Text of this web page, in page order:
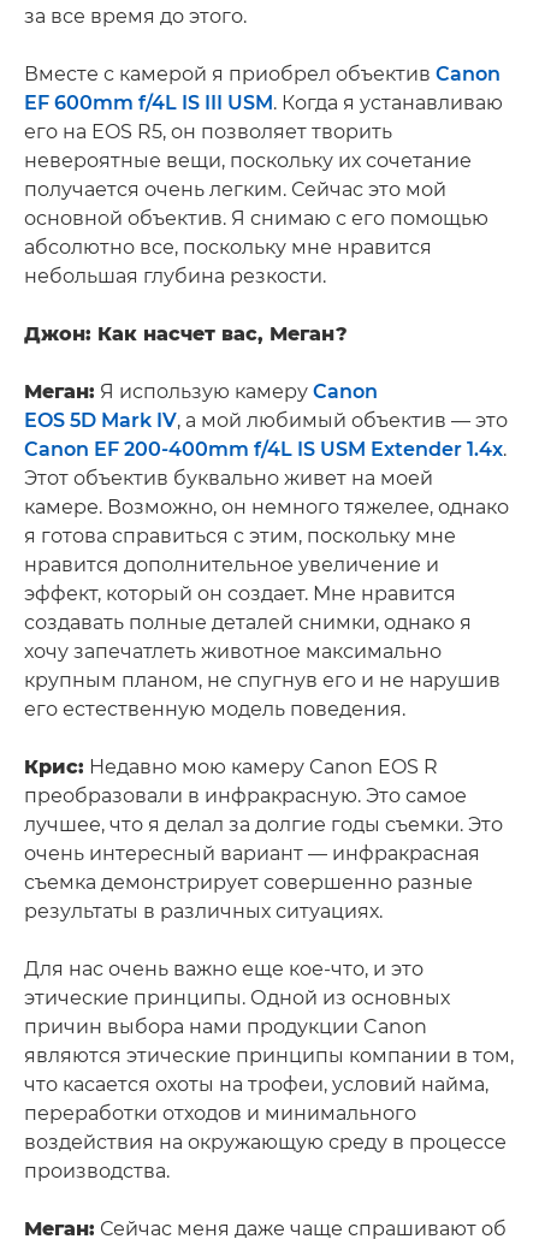
за все время до этого.
Вместе с камерой я приобрел объектив Canon
EF 600mm f/4L IS III USM. Когда я устанавливаю
его на EOS R5, он позволяет творить
невероятные вещи, поскольку их сочетание
получается очень легким. Сейчас это мой
основной объектив. Я снимаю с его помощью
абсолютно все, поскольку мне нравится
небольшая глубина резкости.
Джон: Как насчет вас, Меган?
Меган: Я использую камеру Canon
EOS 5D Mark IV, а мой любимый объектив — это
Canon EF 200-400mm f/4L IS USM Extender 1.4x.
Этот объектив буквально живет на моей
камере. Возможно, он немного тяжелее, однако
я готова справиться с этим, поскольку мне
нравится дополнительное увеличение и
эффект, который он создает. Мне нравится
создавать полные деталей снимки, однако я
хочу запечатлеть животное максимально
крупным планом, не спугнув его и не нарушив
его естественную модель поведения.
Крис: Недавно мою камеру Canon EOS R
преобразовали в инфракрасную. Это самое
лучшее, что я делал за долгие годы съемки. Это
очень интересный вариант — инфракрасная
съемка демонстрирует совершенно разные
результаты в различных ситуациях.
Для нас очень важно еще кое-что, и это
этические принципы. Одной из основных
причин выбора нами продукции Canon
являются этические принципы компании в том,
что касается охоты на трофеи, условий найма,
переработки отходов и минимального
воздействия на окружающую среду в процессе
производства.
Меган: Сейчас меня даже чаще спрашивают об